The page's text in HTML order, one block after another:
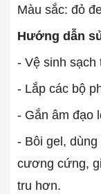
Màu sắc: đỏ
Hướng dẫn
- Vệ sinh
- Lắp các bộ
- Gắn âm đạo
- Bôi gel,
cương cứng,
tru hơn.